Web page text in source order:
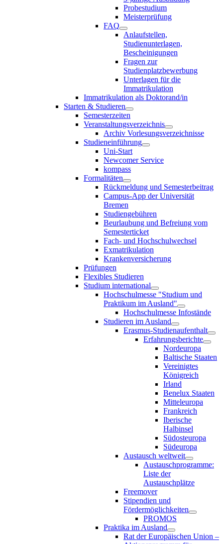
Probestudium
Meisterprüfung
FAQ
Anlaufstellen,
Studienunterlagen,
Bescheinigungen
Fragen zur
Studienplatzbewerbung
Unterlagen für die
Immatrikulation
Immatrikulation als Doktorand/in
Starten & Studieren
Semesterzeiten
Veranstaltungsverzeichnis
Archiv Vorlesungsverzeichnisse
Studieneinführung
Uni-Start
Newcomer Service
kompass
Formalitäten
Rückmeldung und Semesterbeitrag
Campus-App der Universität
Bremen
Studiengebühren
Beurlaubung und Befreiung vom
Semesterticket
Fach- und Hochschulwechsel
Exmatrikulation
Krankenversicherung
Prüfungen
Flexibles Studieren
Studium international
Hochschulmesse "Studium und
Praktikum im Ausland"
Hochschulmesse Infostände
Studieren im Ausland
Erasmus-Studienaufenthalt
Erfahrungsberichte
Nordeuropa
Baltische Staaten
Vereinigtes
Königreich
Irland
Benelux Staaten
Mitteleuropa
Frankreich
Iberische
Halbinsel
Südosteuropa
Südeuropa
Austausch weltweit
Austauschprogramme:
Liste der
Austauschplätze
Freemover
Stipendien und
Fördermöglichkeiten
PROMOS
Praktika im Ausland
Rat der Europäischen Union –